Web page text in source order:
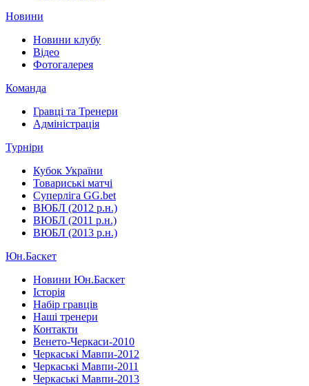
Новини
Новини клубу
Відео
Фотогалерея
Команда
Гравці та Тренери
Адміністрація
Турніри
Кубок України
Товариські матчі
Суперліга GG.bet
ВЮБЛ (2012 р.н.)
ВЮБЛ (2011 р.н.)
ВЮБЛ (2013 р.н.)
Юн.Баскет
Новини Юн.Баскет
Історія
Набір гравців
Наші тренери
Контакти
Венето-Черкаси-2010
Черкаські Мавпи-2012
Черкаські Мавпи-2011
Черкаські Мавпи-2013